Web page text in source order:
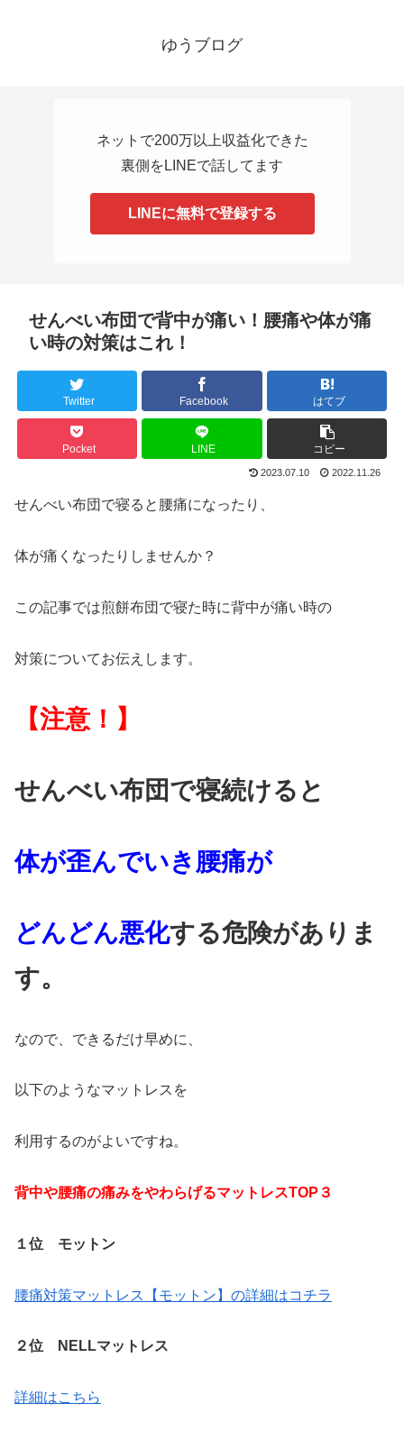
ゆうブログ
ネットで200万以上収益化できた
裏側をLINEで話してます
LINEに無料で登録する
せんべい布団で背中が痛い！腰痛や体が痛
い時の対策はこれ！
Twitter Facebook はてブ
Pocket LINE コピー
2023.07.10 2022.11.26
せんべい布団で寝ると腰痛になったり、
体が痛くなったりしませんか？
この記事では煎餅布団で寝た時に背中が痛い時の
対策についてお伝えします。
【注意！】
せんべい布団で寝続けると
体が歪んでいき腰痛が
どんどん悪化する危険がありま
す。
なので、できるだけ早めに、
以下のようなマットレスを
利用するのがよいですね。
背中や腰痛の痛みをやわらげるマットレスTOP３
１位 モットン
腰痛対策マットレス【モットン】の詳細はコチラ
２位 NELLマットレス
詳細はこちら